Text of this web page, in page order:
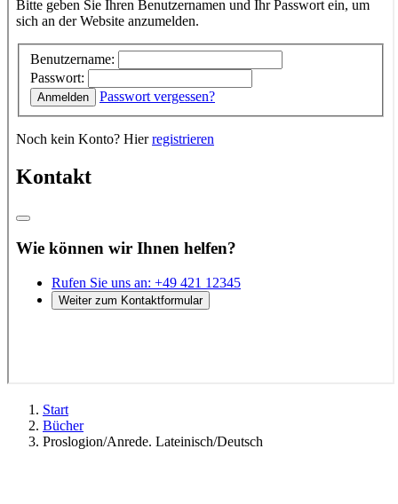
Start
Bücher
Proslogion/Anrede. Lateinisch/Deutsch